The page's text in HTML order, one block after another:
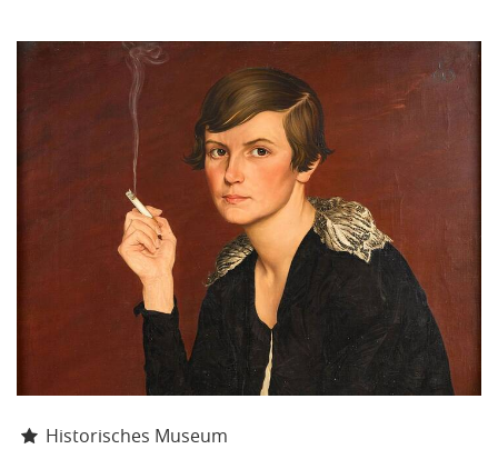
Historisches Museum